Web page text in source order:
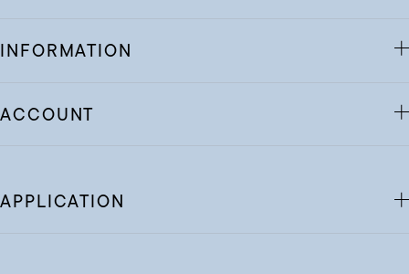
INFORMATION
ACCOUNT
APPLICATION